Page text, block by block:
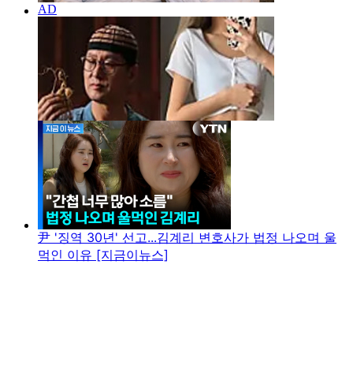
尹 '징역 30년' 선고...김계리 변호사가 법정 나오며 울
먹인 이유 [지금이뉴스]